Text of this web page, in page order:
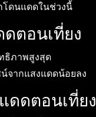
โดนแดดในช่วงนี้
ตอนเที่ยง
ธิภาพสูงสุด
จากแสงแดดน้อยลง
ดดตอนเที่ยง